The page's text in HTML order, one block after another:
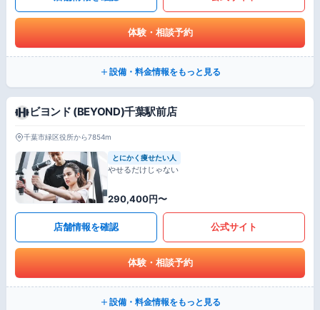
体験・相談予約
設備・料金情報をもっと見る
ビヨンド (BEYOND)千葉駅前店
千葉市緑区役所から7854m
とにかく痩せたい人
やせるだけじゃない
290,400円〜
店舗情報を確認 公式サイト
体験・相談予約
設備・料金情報をもっと見る